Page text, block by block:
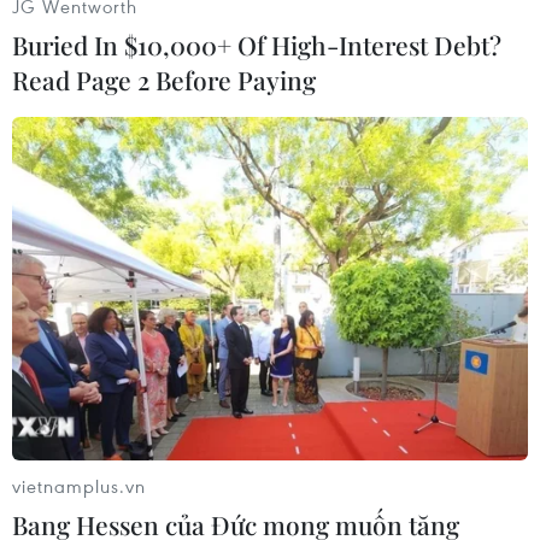
viện vòng hai cũng nắm giữ kỷ lục về tỷ lệ cử tri
vắng mặt. 58% cử tri đã không đi bỏ phiếu, cao
hơn tỷ lệ 51,3% vắng mặt tại cuộc bỏ phiếu vòng
một ngày 11/6. Tỷ lệ đi bầu thấp cho thấy tâm lý
thờ ơ của cử tri, quay lưng lại với các cuộc bầu
cử./.
(Vietnam+)
JG Wentworth
Buried In $10,000+ Of High-Interest Debt?
Read Page 2 Before Paying
vietnamplus.vn
Bang Hessen của Đức mong muốn tăng